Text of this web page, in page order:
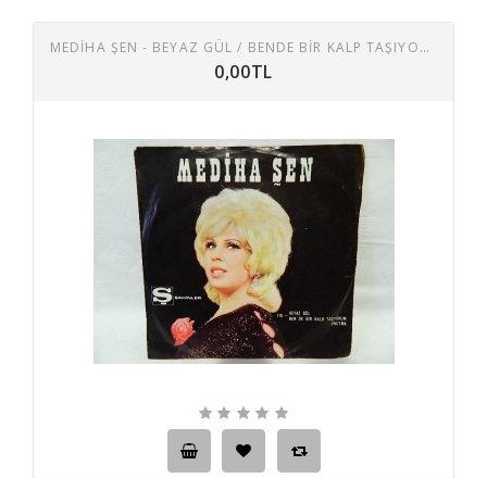
MEDİHA ŞEN - BEYAZ GÜL / BENDE BIR KALP TAŞIYORUM UNUTMA
0,00TL